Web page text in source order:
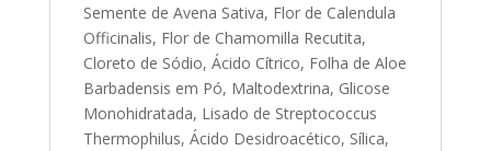
Semente de Avena Sativa, Flor de Calendula
Officinalis, Flor de Chamomilla Recutita,
Cloreto de Sódio, Ácido Cítrico, Folha de Aloe
Barbadensis em Pó, Maltodextrina, Glicose
Monohidratada, Lisado de Streptococcus
Thermophilus, Ácido Desidroacético, Sílica,